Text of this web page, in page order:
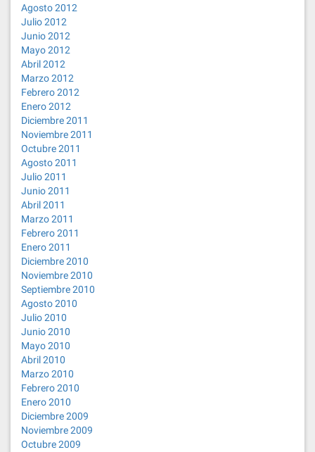
Agosto 2012
Julio 2012
Junio 2012
Mayo 2012
Abril 2012
Marzo 2012
Febrero 2012
Enero 2012
Diciembre 2011
Noviembre 2011
Octubre 2011
Agosto 2011
Julio 2011
Junio 2011
Abril 2011
Marzo 2011
Febrero 2011
Enero 2011
Diciembre 2010
Noviembre 2010
Septiembre 2010
Agosto 2010
Julio 2010
Junio 2010
Mayo 2010
Abril 2010
Marzo 2010
Febrero 2010
Enero 2010
Diciembre 2009
Noviembre 2009
Octubre 2009